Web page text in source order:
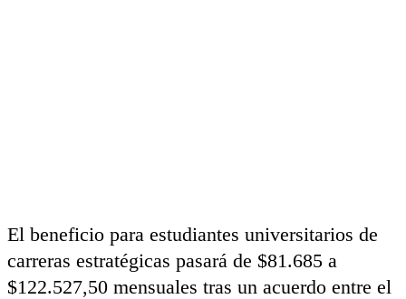
El beneficio para estudiantes universitarios de
carreras estratégicas pasará de $81.685 a
$122.527,50 mensuales tras un acuerdo entre el